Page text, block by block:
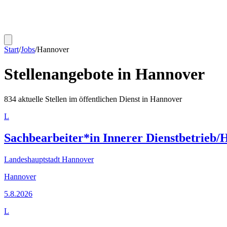
Start/Jobs/Hannover
Stellenangebote in Hannover
834 aktuelle Stellen im öffentlichen Dienst in Hannover
L
Sachbearbeiter*in Innerer Dienstbetrieb/
Landeshauptstadt Hannover
Hannover
5.8.2026
L